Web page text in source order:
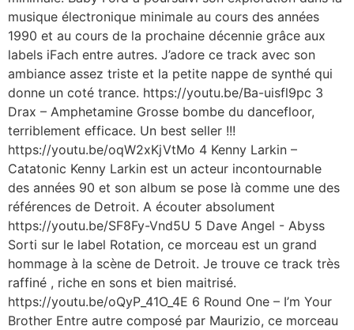
musique électronique minimale au cours des années
1990 et au cours de la prochaine décennie grâce aux
labels iFach entre autres. J’adore ce track avec son
ambiance assez triste et la petite nappe de synthé qui
donne un coté trance. https://youtu.be/Ba-uisfl9pc 3
Drax – Amphetamine Grosse bombe du dancefloor,
terriblement efficace. Un best seller !!!
https://youtu.be/oqW2xKjVtMo 4 Kenny Larkin ‎–
Catatonic Kenny Larkin est un acteur incontournable
des années 90 et son album se pose là comme une des
références de Detroit. A écouter absolument
https://youtu.be/SF8Fy-Vnd5U 5 Dave Angel ‎- Abyss
Sorti sur le label Rotation, ce morceau est un grand
hommage à la scène de Detroit. Je trouve ce track très
raffiné , riche en sons et bien maitrisé.
https://youtu.be/oQyP_41O_4E 6 Round One ‎– I’m Your
Brother Entre autre composé par Maurizio, ce morceau